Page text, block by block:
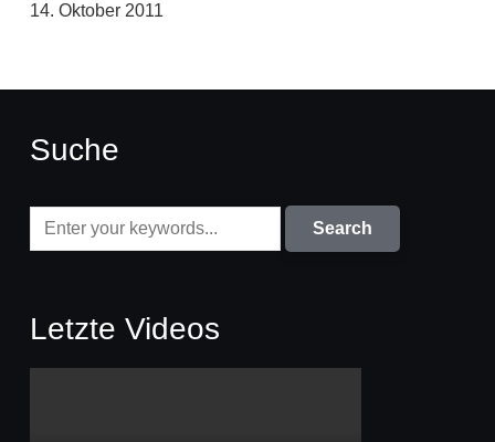
14. Oktober 2011
Suche
Letzte Videos